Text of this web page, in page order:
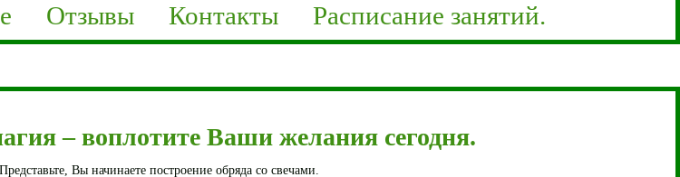
Отзывы Контакты Расписание занятий.
– воплотите Ваши желания сегодня.
Вы начинаете построение обряда со свечами.